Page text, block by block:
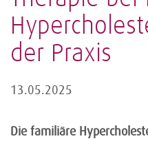
der Praxis
13.05.2025
Die familiäre